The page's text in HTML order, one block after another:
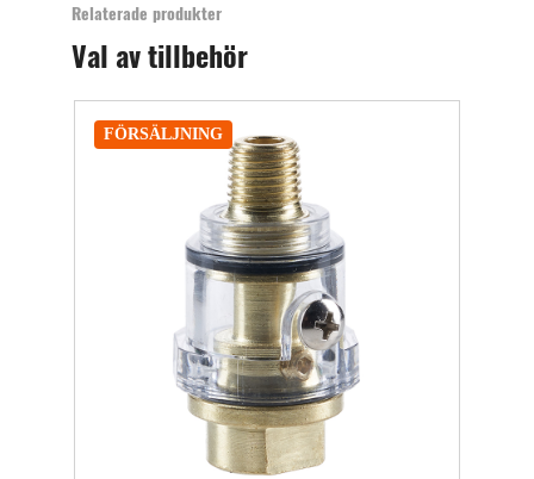
Relaterade produkter
Val av tillbehör
FÖRSÄLJNING